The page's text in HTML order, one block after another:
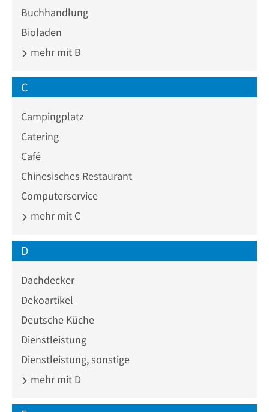
Buchhandlung
Bioladen
mehr mit B
C
Campingplatz
Catering
Café
Chinesisches Restaurant
Computerservice
mehr mit C
D
Dachdecker
Dekoartikel
Deutsche Küche
Dienstleistung
Dienstleistung, sonstige
mehr mit D